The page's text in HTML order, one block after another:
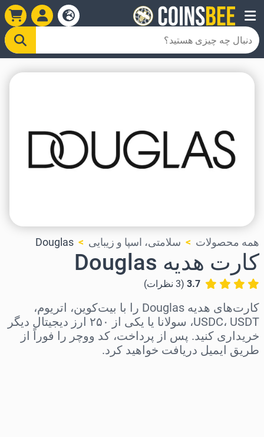
همه محصولات سلامتی، اسپا و زیبایی Douglas
کارت هدیه Douglas
3.7
(
3 نظرات)
کارت‌های هدیه Douglas را با بیت‌کوین، اتریوم،
USDC، USDT، سولانا یا یکی از ۲۵۰ ارز دیجیتال دیگر
خریداری کنید. پس از پرداخت، کد ووچر را فوراً از
طریق ایمیل دریافت خواهید کرد.